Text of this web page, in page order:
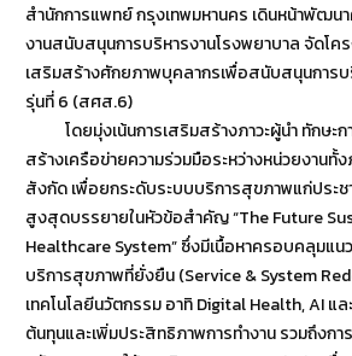
สำนักการแพทย์ กรุงเทพมหานคร เดินหน้าพัฒ
งานสนับสนุนการบริหารงานโรงพยาบาล จัดโ
เสริมสร้างศักยภาพบุคลากรเพื่อสนับสนุนการบ
รุ่นที่ 6 (สศส.6)
โดยมุ่งเน้นการเสริมสร้างภาวะผู้นำ ทักษะก
สร้างเครือข่ายความร่วมมือระหว่างหน่วยงานทั้
สังกัด เพื่อยกระดับระบบบริการสุขภาพแก่ประ
สูงสุดบรรยายในหัวข้อสำคัญ “The Future
Healthcare System” ซึ่งมีเนื้อหาครอบคลุมแ
บริการสุขภาพที่ยั่งยืน (Service & System
เทคโนโลยีนวัตกรรม อาทิ Digital Health, AI แ
ต้นทุนและเพิ่มประสิทธิภาพการทำงาน รวมถึงกา